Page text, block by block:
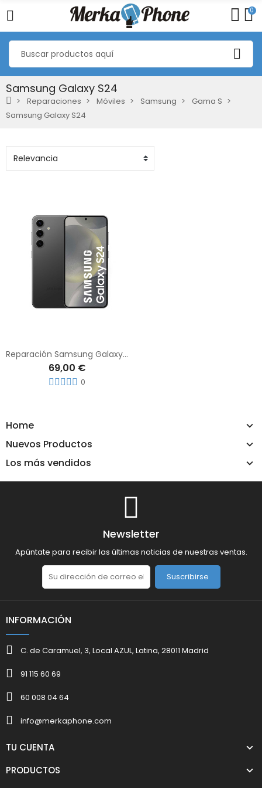
0
Samsung Galaxy S24
Reparaciones Móviles Samsung
Gama S
Samsung Galaxy S24
Home
Nuevos Productos
Los más vendidos
Reparación Samsung Galaxy S24
69,00 €
0
Newsletter
Apúntate para recibir las últimas noticias de nuestras ventas.
Suscribirse
INFORMACIÓN
C. de Caramuel, 3, Local AZUL, Latina, 28011 Madrid
91 115 60 69
60 008 04 64
info@merkaphone.com
TU CUENTA
PRODUCTOS